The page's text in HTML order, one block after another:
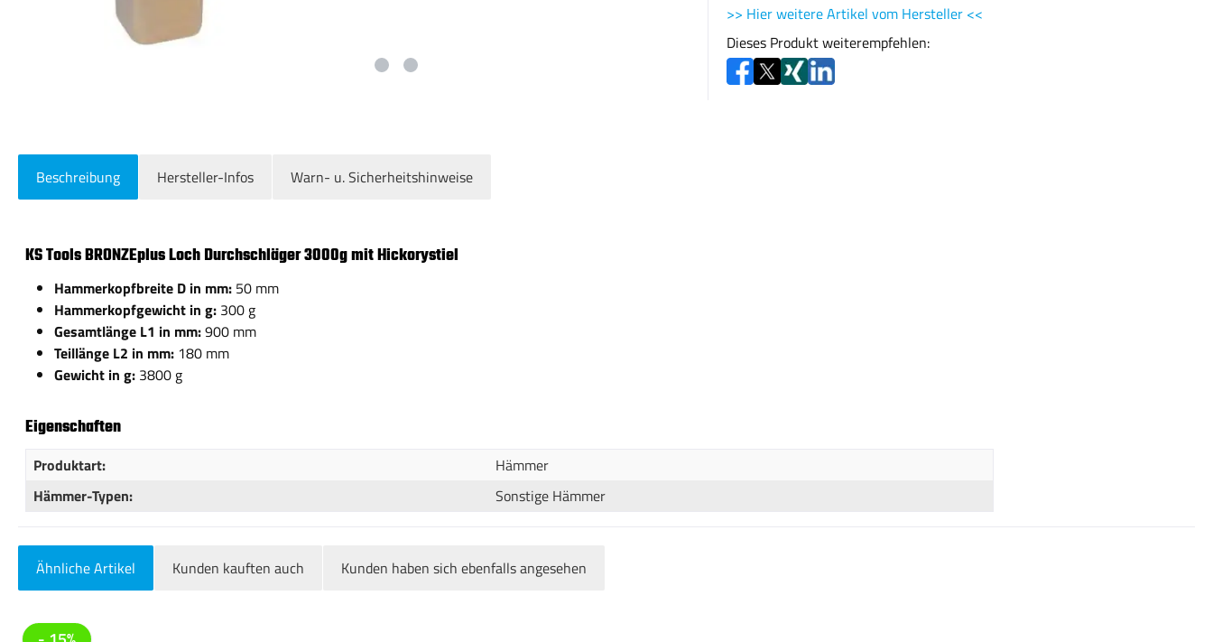
>> Hier weitere Artikel vom Hersteller <<
Dieses Produkt weiterempfehlen:
Beschreibung Hersteller-Infos Warn- u. Sicherheitshinweise
KS Tools BRONZEplus Loch Durchschläger 3000g mit Hickorystiel
Hammerkopfbreite D in mm: 50 mm
Hammerkopfgewicht in g: 300 g
Gesamtlänge L1 in mm:900 mm
Teillänge L2 in mm: 180 mm
Gewicht in g: 3800 g
Eigenschaften
Produktart:
Hämmer
Hämmer-Typen:
Sonstige Hämmer
Ähnliche Artikel Kunden kauften auch Kunden haben sich ebenfalls angesehen
Produktgalerie überspringen